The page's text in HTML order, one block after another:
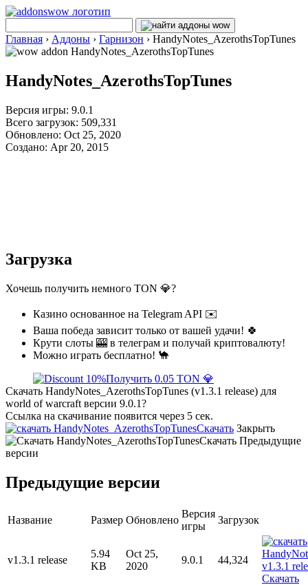
Главная › Аддоны › Гарнизон › HandyNotes_AzerothsTopTunes
HandyNotes_AzerothsTopTunes
Версия игры: 9.0.1
Всего загрузок: 509,331
Обновлено: Oct 25, 2020
Создано: Apr 20, 2015
Загрузка
Хочешь получить немного TON 💎?
Казино основанное на Telegram API ✉️
Ваша победа зависит только от вашей удачи! 🍀
Крути слоты 🎰 в телеграм и получай криптовалюту!
Можно играть бесплатно! 🐪
Получить 0.05 TON 💎
Скачать HandyNotes_AzerothsTopTunes (v1.3.1 release) для
world of warcraft версии 9.0.1?
Ссылка на скачивание появится через 5 сек.
Скачать Закрыть
Скачать Предыдущие
версии
Предыдущие версии
Название Размер Обновлено
Версия
игры
Загрузок
v1.3.1 release
5.94
KB
Oct 25,
2020
9.0.1
44,324
Скачать